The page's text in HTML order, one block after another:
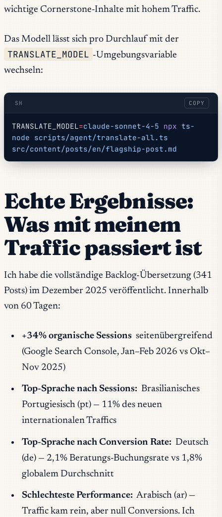
wichtige Cornerstone-Inhalte mit hohem Traffic.
Das Modell lässt sich pro Durchlauf mit der
TRANSLATE_MODEL -Umgebungsvariable
wechseln:
SH COPY
TRANSLATE_MODEL=claude-sonnet-4-5 npx ts-
node scripts/agent/translate-all.ts
src/content/posts/en/flagship-post.md
Echte Ergebnisse:
Was mit meinem
Traffic passiert ist
Ich habe die vollständige Backlog-Übersetzung (341
Posts) im Dezember 2025 veröffentlicht. Innerhalb
von 60 Tagen:
+34% organische Sessions seitenübergreifend
(Google Search Console, Jan–Feb 2026 vs Okt–
Nov 2025)
Top-Sprache nach Sessions: Brasilianisches
Portugiesisch (pt) — 11% des neuen
internationalen Traffics
Top-Sprache nach Conversion Rate: Deutsch
(de) — 2,1% Beratungs-Buchungsrate vs 1,8%
globalem Durchschnitt
Schlechteste Performance: Arabisch (ar) —
Traffic kam rein, aber null Conversions. Ich